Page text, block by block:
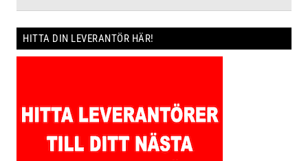
HITTA DIN LEVERANTÖR HÄR!